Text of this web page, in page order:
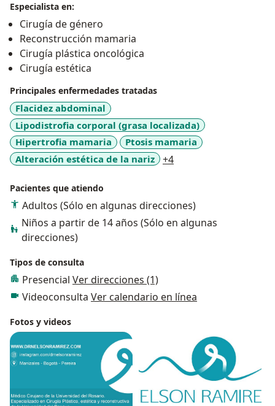
clasificar en dos grupos, los procedimientos
corporales y los no quirúrgicos. En el primer caso, se
refiere a todos aquellos arreglos estéticos que buscan
cambiar la forma de cuerpo, dándole un aspecto más
atractivo, para las mujeres se destacan las
mamoplastias, y en el caso de los hombres la
ginecomastia, sin tomar en cuenta las liposucciones y
abdominoplastias, procedimientos que no discriminan
por el sexo. Por último, los procedimientos no
quirúrgicos, caracterizados por no ser invasivos, tener
un periodo de recuperación rápido y los resultados se
botulínica y ácido hialurónico son los procedimientos
no quirúrgicos más populares en el consultorio del
doctor.
Especialista en:
Cirugía de género
Reconstrucción mamaria
Cirugía plástica oncológica
Cirugía estética
Principales enfermedades tratadas
Flacidez abdominal
Lipodistrofia corporal (grasa localizada)
Hipertrofia mamaria
Ptosis mamaria
Alteración estética de la nariz
+4
Pacientes que atiendo
Adultos (Sólo en algunas direcciones)
Niños a partir de 14 años (Sólo en algunas
direcciones)
Tipos de consulta
Presencial Ver direcciones (1)
Videoconsulta Ver calendario en línea
Fotos y videos